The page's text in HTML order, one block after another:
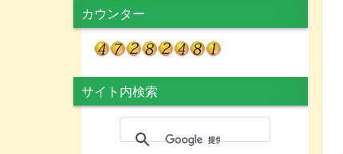
カウンター
サイト内検索